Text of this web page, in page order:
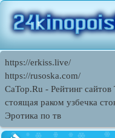
https://erkiss.live/
https://rusoska.com/
CaTop.Ru - Рейтинг сайтов
стоящая раком узбечка
Эротика по тв